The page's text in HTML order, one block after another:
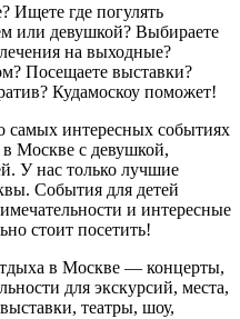
Ищете где погулять
или девушкой? Выбираете
на выходные?
Посещаете выставки?
Кудамоскоу поможет!
самых интересных событиях
Москве с девушкой,
У нас только лучшие
События для детей
и интересные
стоит посетить!
в Москве — концерты,
для экскурсий, места,
театры, шоу,